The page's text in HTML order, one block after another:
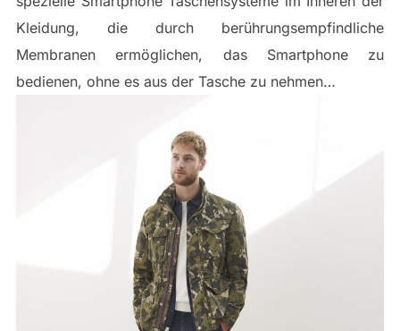
Kleidung, die durch berührungsempfindliche
Membranen ermöglichen, das Smartphone zu
bedienen, ohne es aus der Tasche zu nehmen…